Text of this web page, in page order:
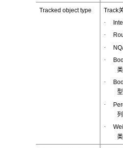
Tracked object type Track
·
·
·
·
·
型
·
·